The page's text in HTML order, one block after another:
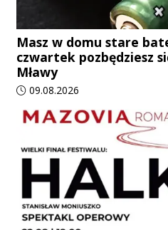
Masz w domu stare
czwartek pozbędziesz
Mławy
Data dodania artykułu:
09.08.2026